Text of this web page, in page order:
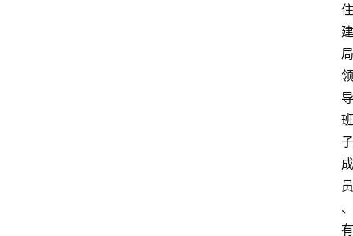
住
建
局
领
导
班
子
成
员
、
有